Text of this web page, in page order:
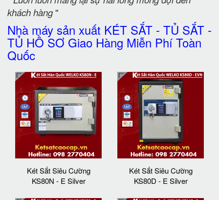
khách hàng"
Nhà máy sản xuất KÉT SẮT - TỦ SẮT -
TỦ HỒ SƠ Giao Hàng Miễn Phí Toàn
Quốc
Két Sắt Siêu Cường
KS80N - E Silver
Két Sắt Siêu Cường
KS80D - E Silver